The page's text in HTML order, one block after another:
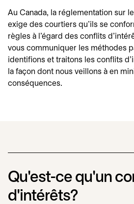
Au Canada, la réglementation sur
exige des courtiers qu'ils se
règles à l'égard des conflits
vous communiquer les méthodes
identifions et traitons les conflits
la façon dont nous veillons à en
conséquences.
Qu'est-ce qu'un
d'intérêts?